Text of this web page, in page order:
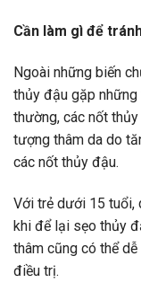
Cần làm gì để
Ngoài những biến
thủy đậu gặp những
thường, các nốt
tượng thâm da do
các nốt thủy đậu.
Với trẻ dưới 15 tuổi,
khi để lại sẹo thủy
thâm cũng có thể
điều trị.